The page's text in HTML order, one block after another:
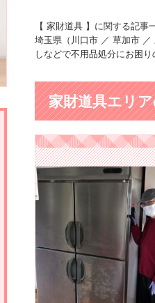
【 家財道具 】に関する記事
埼玉県（川口市 ／ 草加市
しなどで不用品処分にお困
家財道具エリ